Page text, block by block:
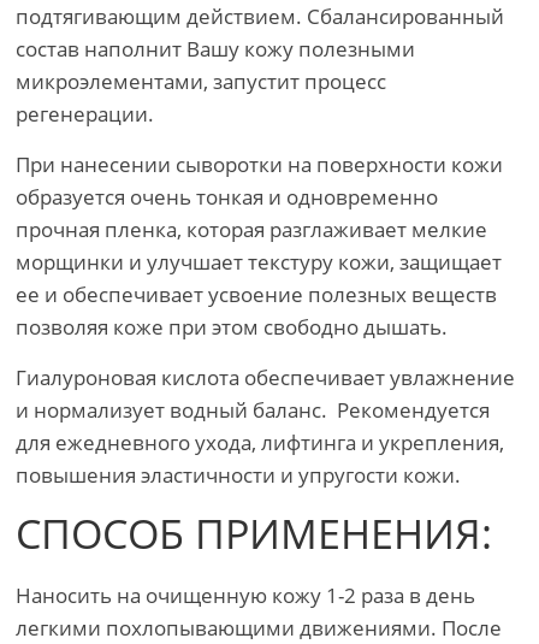
подтягивающим действием. Сбалансированный
состав наполнит Вашу кожу полезными
микроэлементами, запустит процесс
регенерации.
При нанесении сыворотки на поверхности кожи
образуется очень тонкая и одновременно
прочная пленка, которая разглаживает мелкие
морщинки и улучшает текстуру кожи, защищает
ее и обеспечивает усвоение полезных веществ
позволяя коже при этом свободно дышать.
Гиалуроновая кислота обеспечивает увлажнение
и нормализует водный баланс. Рекомендуется
для ежедневного ухода, лифтинга и укрепления,
повышения эластичности и упругости кожи.
СПОСОБ ПРИМЕНЕНИЯ:
Наносить на очищенную кожу 1-2 раза в день
легкими похлопывающими движениями. После